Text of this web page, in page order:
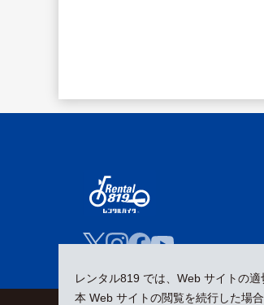
レンタル819 では、Web サイトの
本 Web サイトの閲覧を続行した場